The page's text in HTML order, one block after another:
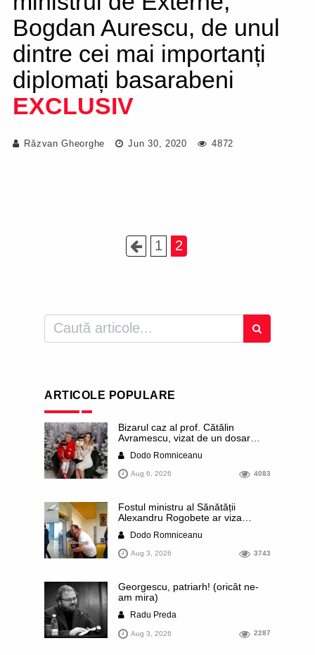
Bogdan Aurescu, de unul
dintre cei mai importanți
diplomați basarabeni
EXCLUSIV
Răzvan Gheorghe Jun 30, 2020 4872
1 2
ARTICOLE POPULARE
Bizarul caz al prof. Cătălin
Avramescu, vizat de un dosar
infantilă”. Miroase a execuție
stalinistă. Cea mai imundă parte a
presei publică inclusiv documente
dezvăluite date ultra-personale
ale profesorului, inclusiv
diagnostice și tratamente
Dodo Romniceanu
Aug 6, 2026 4083
Fostul ministru al Sănătății
Alexandru Rogobete ar viza
al orașului Timișoara. Pesedistul
publică imagini demne de Coreea
de Nord cu femei din Timișoara
Dodo Romniceanu
Aug 3, 2026 3743
Georgescu, patriarh! (oricât ne-
am mira)
Radu Preda
Aug 3, 2026 2287